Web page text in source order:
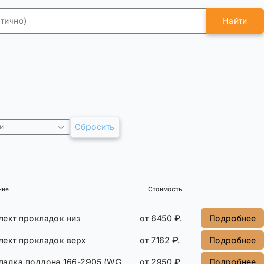
Найти
Сбросить
Стоимость
прокладок низ от 6450 ₽. Подробнее
прокладок верх от 7162 ₽. Подробнее
поддона 166-2905 (WG от 2950 ₽. Подробнее